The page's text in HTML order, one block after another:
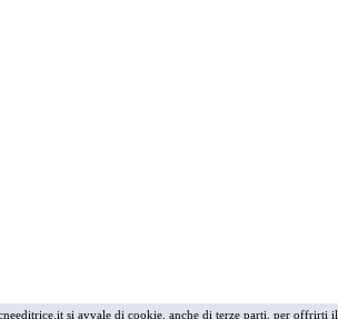
si avvale di cookie, anche di terze parti, per